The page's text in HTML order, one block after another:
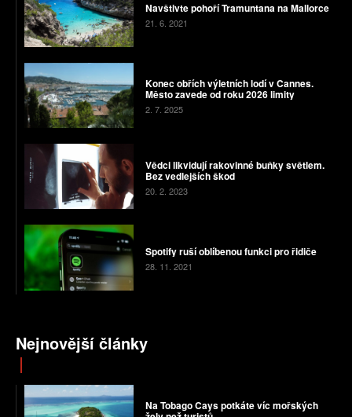
Navštivte pohoří Tramuntana na Mallorce
21. 6. 2021
Konec obřích výletních lodí v Cannes.
Město zavede od roku 2026 limity
2. 7. 2025
Vědci likvidují rakovinné buňky světlem.
Bez vedlejších škod
20. 2. 2023
Spotify ruší oblíbenou funkci pro řidiče
28. 11. 2021
Nejnovější články
Na Tobago Cays potkáte víc mořských